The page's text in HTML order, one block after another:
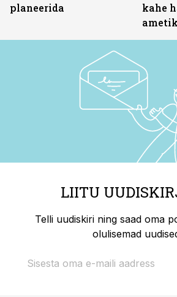
planeerida
kahe
LIITU
Telli uudiskiri ning saad oma
olulisemad